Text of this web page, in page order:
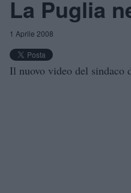
La Puglia
1 Aprile 2008
Il nuovo video del sindaco